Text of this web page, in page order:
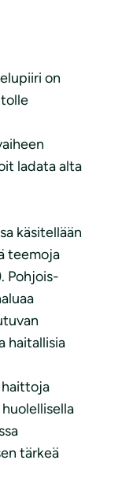
on
ladata alta
käsitellään
teemoja
Pohjois-
haitallisia
tärkeä